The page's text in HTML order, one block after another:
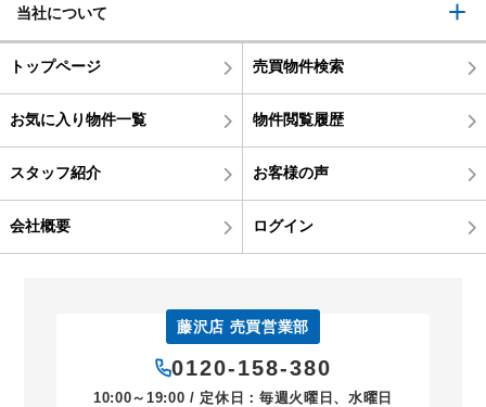
当社について
トップページ 売買物件検索
お気に入り物件一覧 物件閲覧履歴
スタッフ紹介 お客様の声
会社概要 ログイン
藤沢店 売買営業部
0120-158-380
10:00～19:00 / 定休日：毎週火曜日、水曜日